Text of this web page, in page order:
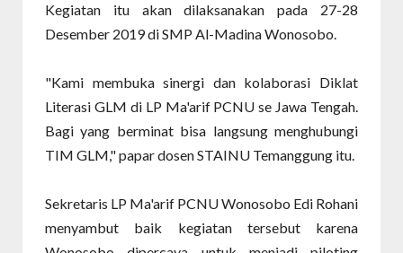
Kegiatan itu akan dilaksanakan pada 27-28
Desember 2019 di SMP Al-Madina Wonosobo.
"Kami membuka sinergi dan kolaborasi Diklat
Literasi GLM di LP Ma'arif PCNU se Jawa Tengah.
Bagi yang berminat bisa langsung menghubungi
TIM GLM," papar dosen STAINU Temanggung itu.
Sekretaris LP Ma'arif PCNU Wonosobo Edi Rohani
menyambut baik kegiatan tersebut karena